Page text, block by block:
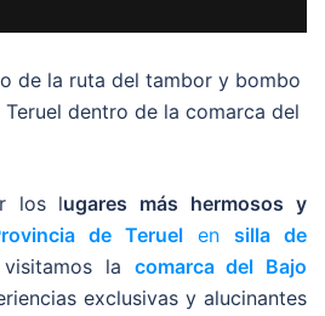
de la ruta del tambor y bombo
dentro de la comarca del
los lugares más hermosos y
de Teruel en silla de
la comarca del Bajo
exclusivas y alucinantes